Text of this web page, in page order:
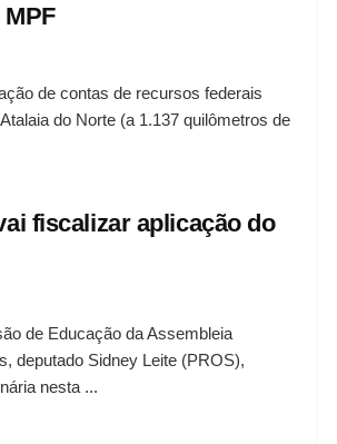
de contas de recursos federais
do Norte (a 1.137 quilômetros de
fiscalizar aplicação do
de Educação da Assembleia
deputado Sidney Leite (PROS),
nesta ...